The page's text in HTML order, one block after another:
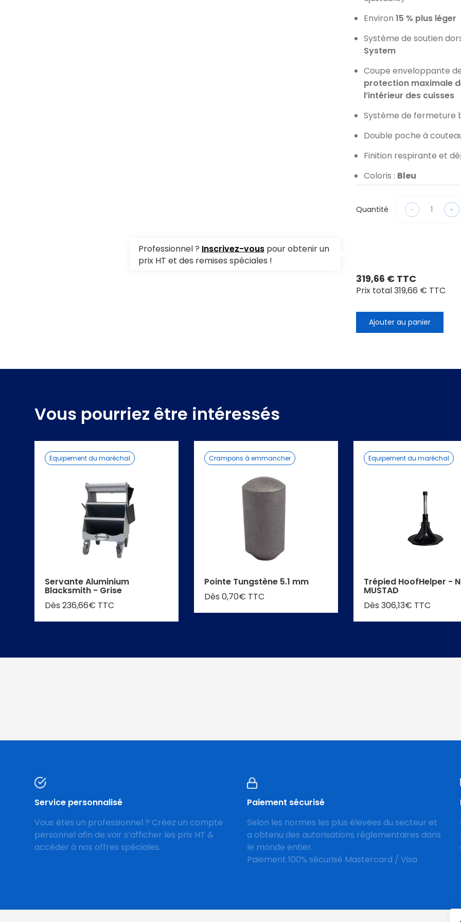
Environ 15 % plus léger
Système de soutien
System
Coupe enveloppante
protection maximale
l’intérieur des cuisses
Système de fermeture
Double poche à
Finition respirante et
Coloris : Bleu
Quantité - +
319,66 € TTC
Prix total319,66 € TTC
Professionnel ? Inscrivez-vouspour obtenir un
prix HT et des remises spéciales !
Ajouter au panier
Vous pourriez être intéressés
Equipement du maréchal
Servante Aluminium
Blacksmith - Grise
Dès 236,66€ TTC
Crampons à emmancher
Pointe Tungstène 5.1 mm
Dès 0,70€ TTC
Equipement du maréchal
Trépied HoofHelper -
MUSTAD
Dès 306,13€ TTC
Service personnalisé
Vous êtes un professionnel ? Créez un compte
personnel afin de voir s’afficher les prix HT &
accéder à nos offres spéciales.
Paiement sécurisé
Selon les normes les plus élevées du secteur et
a obtenu des autorisations réglementaires dans
le monde entier.
Paiement 100% sécurisé Mastercard / Visa